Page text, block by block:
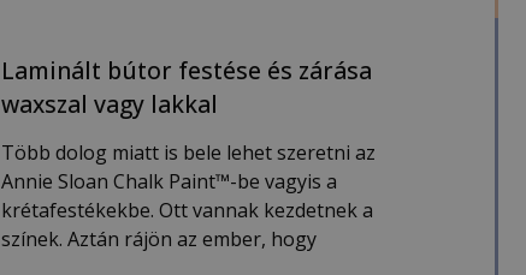
Laminált bútor festése és zárása
waxszal vagy lakkal
Több dolog miatt is bele lehet szeretni az
Annie Sloan Chalk Paint™-be vagyis a
krétafestékekbe. Ott vannak kezdetnek a
színek. Aztán rájön az ember, hogy